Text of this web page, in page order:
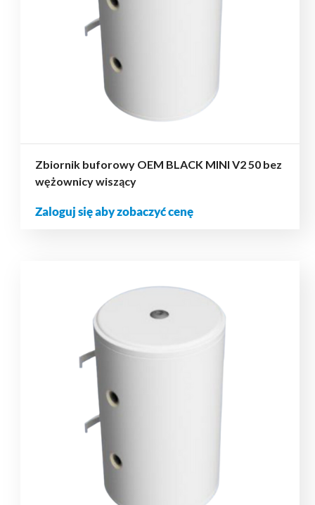
Zbiornik buforowy OEM BLACK MINI V2 50 bez
wężownicy wiszący
Zaloguj się aby zobaczyć cenę